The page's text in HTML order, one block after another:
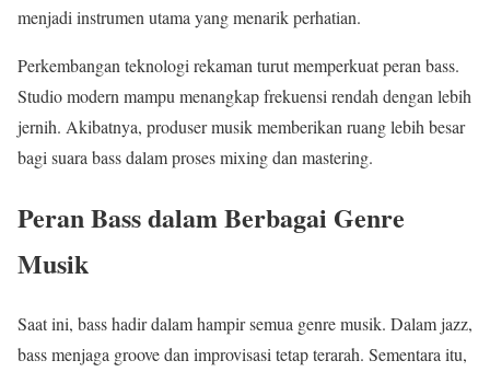
menjadi instrumen utama yang menarik perhatian.
Perkembangan teknologi rekaman turut memperkuat peran bass.
Studio modern mampu menangkap frekuensi rendah dengan lebih
jernih. Akibatnya, produser musik memberikan ruang lebih besar
bagi suara bass dalam proses mixing dan mastering.
Peran Bass dalam Berbagai Genre
Musik
Saat ini, bass hadir dalam hampir semua genre musik. Dalam jazz,
bass menjaga groove dan improvisasi tetap terarah. Sementara itu,